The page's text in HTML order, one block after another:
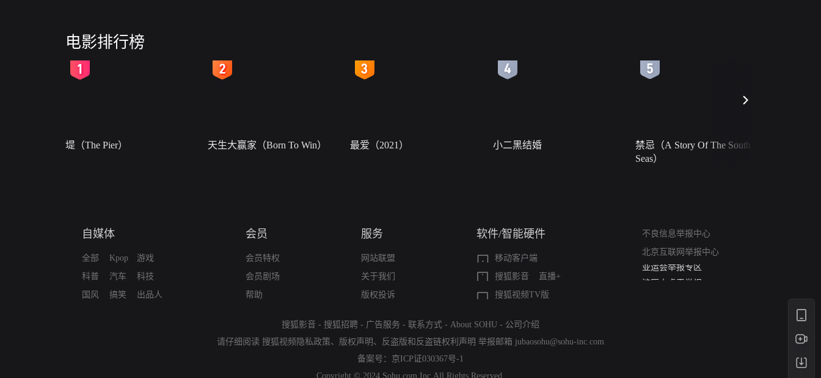
电影排行榜
堤（The Pier） 天生大赢家（Born To Win） 最爱（2021） 小二黑结婚
禁忌（A Story Of The South
Seas）
自媒体
全部
科普
国风
Kpop
汽车
搞笑
游戏
科技
出品人
会员
会员特权
会员剧场
帮助
服务
网站联盟
关于我们
版权投诉
软件/智能硬件
移动客户端
搜狐影音
直播+
搜狐视频TV版
不良信息举报中心
北京互联网举报中心
亚运会举报专区
涉历史虚无举报
搜狐影音 - 搜狐招聘 - 广告服务 - 联系方式 - About SOHU - 公司介绍
请仔细阅读 搜狐视频隐私政策、 版权声明 、 反盗版和反盗链权利声明 举报邮箱 jubaosohu@sohu-inc.com
备案号： 京ICP证030367号-1
Copyright © 2024 Sohu.com Inc.All Rights Reserved.